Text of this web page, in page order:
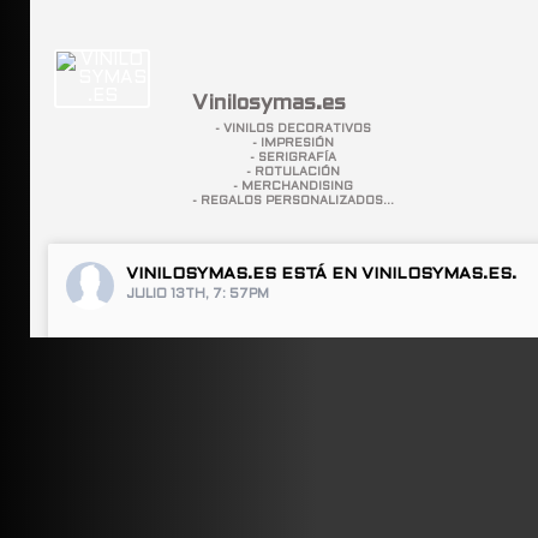
Vinilosymas.es
- VINILOS DECORATIVOS
- IMPRESIÓN
- SERIGRAFÍA
- ROTULACIÓN
- MERCHANDISING
- REGALOS PERSONALIZADOS...
VINILOSYMAS.ES ESTÁ EN VINILOSYMAS.ES.
JULIO 13TH, 7: 57PM